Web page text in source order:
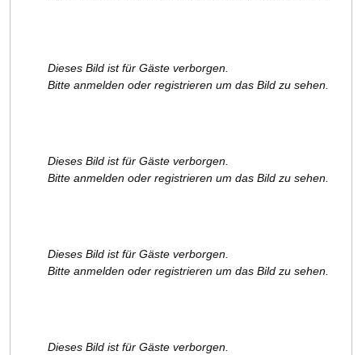
Dieses Bild ist für Gäste verborgen.
Bitte anmelden oder registrieren um das Bild zu sehen.
Dieses Bild ist für Gäste verborgen.
Bitte anmelden oder registrieren um das Bild zu sehen.
Dieses Bild ist für Gäste verborgen.
Bitte anmelden oder registrieren um das Bild zu sehen.
Dieses Bild ist für Gäste verborgen.